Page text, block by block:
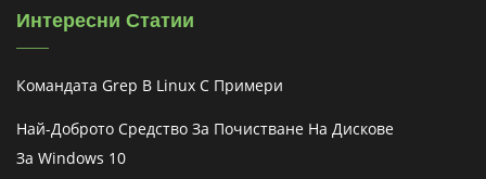
Интересни Статии
Командата Grep В Linux С Примери
Най-Доброто Средство За Почистване На Дискове
За Windows 10